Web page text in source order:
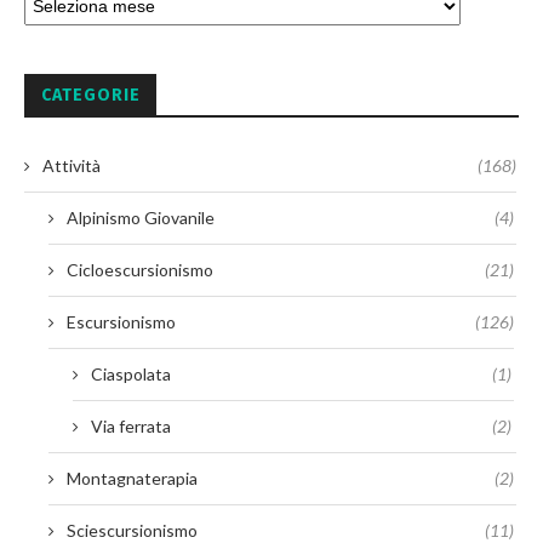
CATEGORIE
Attività (168)
Alpinismo Giovanile (4)
Cicloescursionismo (21)
Escursionismo (126)
Ciaspolata (1)
Via ferrata (2)
Montagnaterapia (2)
Sciescursionismo (11)